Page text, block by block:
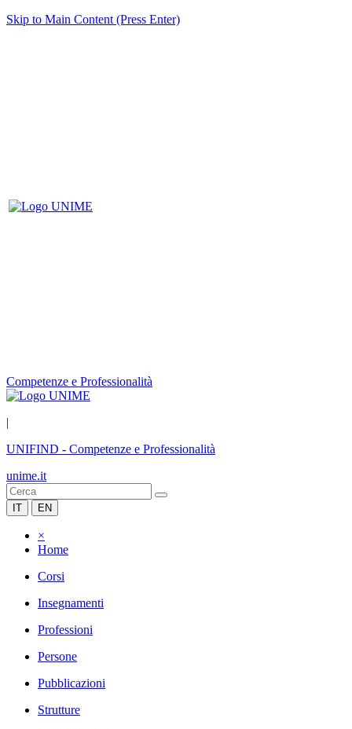
Skip to Main Content (Press Enter)
Competenze e Professionalità
|
UNIFIND - Competenze e Professionalità
unime.it
IT EN
×
Home
Corsi
Insegnamenti
Professioni
Persone
Pubblicazioni
Strutture